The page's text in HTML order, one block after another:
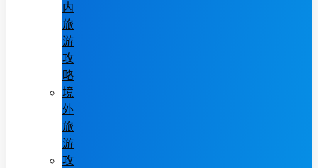
内
旅
游
攻
略
境
外
旅
游
攻